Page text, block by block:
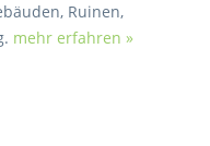
Ruinen,
mehr erfahren »